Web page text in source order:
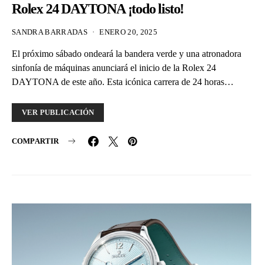
Rolex 24 DAYTONA ¡todo listo!
SANDRA BARRADAS ENERO 20, 2025
El próximo sábado ondeará la bandera verde y una atronadora
sinfonía de máquinas anunciará el inicio de la Rolex 24
DAYTONA de este año. Esta icónica carrera de 24 horas…
VER PUBLICACIÓN
COMPARTIR